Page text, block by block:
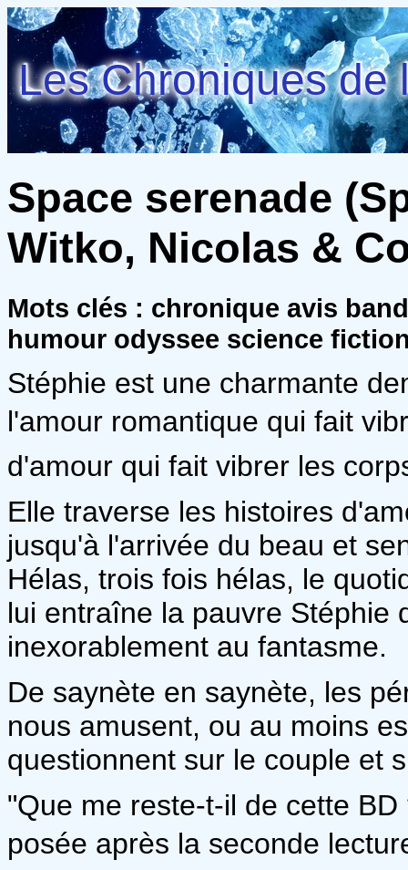
Les Chroniques de
Space serenade
Witko, Nicolas &
Mots clés : chronique avis
humour odyssee science
Stéphie est une charmante
l'amour romantique qui fait
d'amour qui fait vibrer les
Elle traverse les histoires
jusqu'à l'arrivée du beau et
Hélas, trois fois hélas, le
lui entraîne la pauvre Stéphie
inexorablement au fantasme.
De saynète en saynète, les
nous amusent, ou au moins
questionnent sur le couple et
"Que me reste-t-il de cette
posée après la seconde